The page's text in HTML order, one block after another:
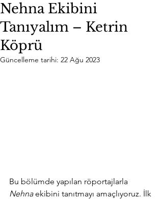
Nehna Ekibini
Tanıyalım – Ketrin
Köprü
Güncelleme tarihi: 22 Ağu 2023
Bu bölümde yapılan röportajlarla
Nehna ekibini tanıtmayı amaçlıyoruz. İlk